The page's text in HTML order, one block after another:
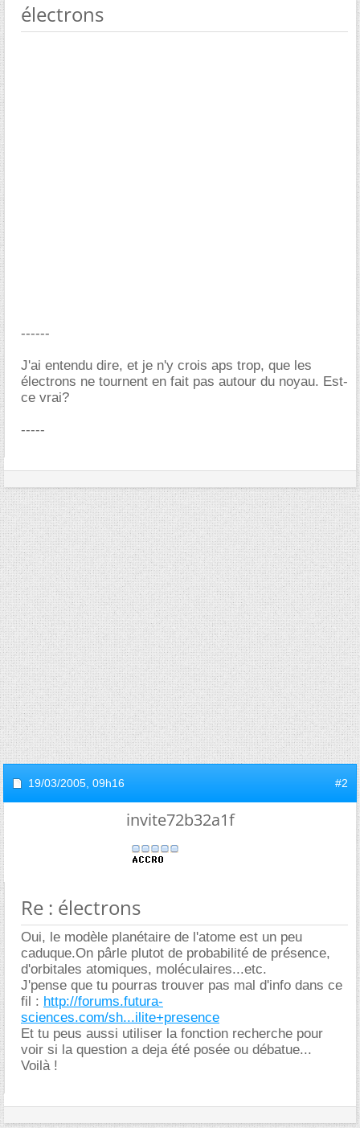
électrons
------
J'ai entendu dire, et je n'y crois aps trop, que les
électrons ne tournent en fait pas autour du noyau. Est-
ce vrai?
-----
19/03/2005, 09h16 #2
invite72b32a1f
Re : électrons
Oui, le modèle planétaire de l'atome est un peu
caduque.On pârle plutot de probabilité de présence,
d'orbitales atomiques, moléculaires...etc.
J'pense que tu pourras trouver pas mal d'info dans ce
fil : http://forums.futura-
sciences.com/sh...ilite+presence
Et tu peus aussi utiliser la fonction recherche pour
voir si la question a deja été posée ou débatue...
Voilà !